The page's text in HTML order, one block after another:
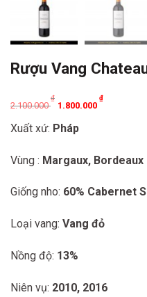
Rượu Vang
2.100.000
₫
Original
price
was:
2.100.000 ₫.
1.800.000
₫
Current
price
is:
1.800.000 ₫.
Xuất xứ: Pháp
Vùng : Margaux, Bordeaux
Giống nho: 60% Cabernet
Loại vang: Vang đỏ
Nồng độ: 13%
Niên vụ: 2010, 2016